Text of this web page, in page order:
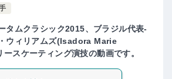
タムクラシック2015、ブラジル代表-
ウィリアムズ(Isadora Marie
スケーティング演技の動画です。